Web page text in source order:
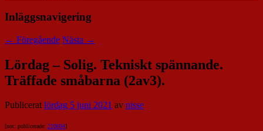
Inläggsnavigering
← Föregående Nästa →
Lördag – Solig. Tekniskt spännande.
Träffade småbarna (2av3).
Publiceratlördag 5 juni 2021 av nisse
[not: publicerade: 210604]